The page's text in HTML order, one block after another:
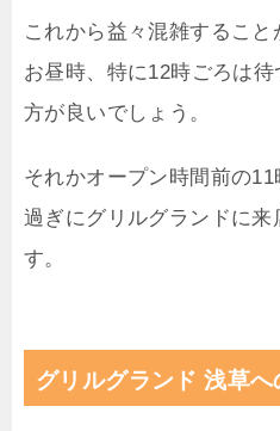
これから益々混雑すること
お昼時、特に12時ごろは
方が良いでしょう。
それかオープン時間前の
過ぎにグリルグランドに来
す。
グリルグランド 浅草へ